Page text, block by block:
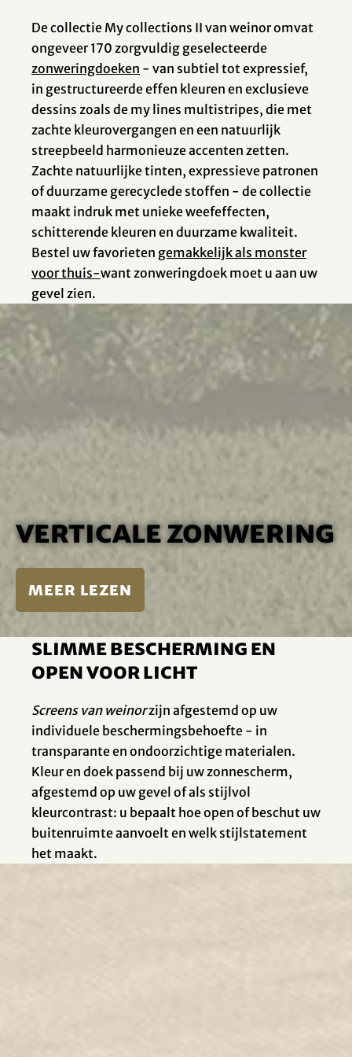
De collectie My collections II van weinor omvat
ongeveer 170 zorgvuldig geselecteerde
zonweringdoeken - van subtiel tot expressief,
in gestructureerde effen kleuren en exclusieve
dessins zoals de my lines multistripes, die met
zachte kleurovergangen en een natuurlijk
streepbeeld harmonieuze accenten zetten.
Zachte natuurlijke tinten, expressieve patronen
of duurzame gerecyclede stoffen - de collectie
maakt indruk met unieke weefeffecten,
schitterende kleuren en duurzame kwaliteit.
Bestel uw favorieten gemakkelijk als monster
voor thuis-want zonweringdoek moet u aan uw
gevel zien.
Verticale zonwering
meer lezen
Slimme bescherming en
open voor licht
Screens van weinorzijn afgestemd op uw
individuele beschermingsbehoefte - in
transparante en ondoorzichtige materialen.
Kleur en doek passend bij uw zonnescherm,
afgestemd op uw gevel of als stijlvol
kleurcontrast: u bepaalt hoe open of beschut uw
buitenruimte aanvoelt en welk stijlstatement
het maakt.